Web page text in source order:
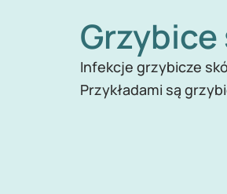
Infekcje grzybicze
Przykładami są